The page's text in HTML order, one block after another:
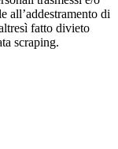
all’addestramento di
fatto divieto
scraping.